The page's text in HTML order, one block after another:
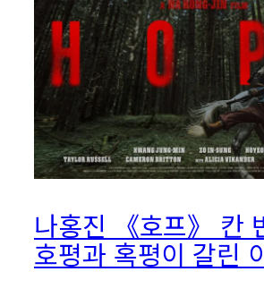
나홍진 《호프》 칸
호평과 혹평이 갈린